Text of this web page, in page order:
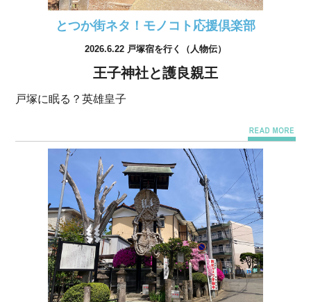
とつか街ネタ！モノコト応援倶楽部
2026.6.22 戸塚宿を行く（人物伝）
王子神社と護良親王
戸塚に眠る？英雄皇子